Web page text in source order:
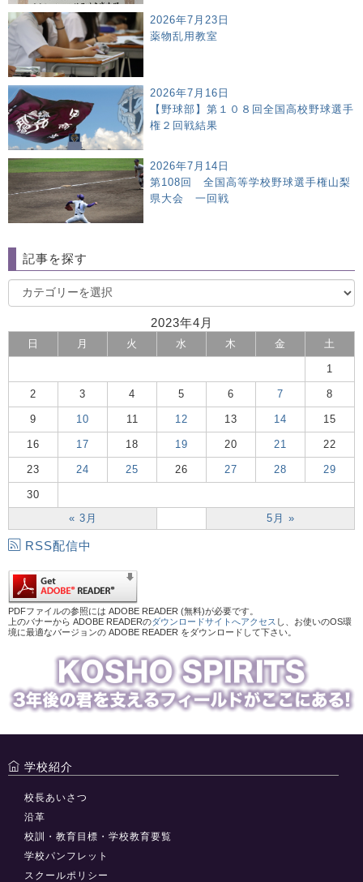
2026年7月23日
薬物乱用教室
2026年7月16日
【野球部】第１０８回全国高校野球選手
権２回戦結果
2026年7月14日
第108回 全国高等学校野球選手権山梨
県大会 一回戦
記事を探す
2023年4月
日 月 火 水 木 金 土
« 3月 5月 »
1
2 3 4 5 6 7 8
9 10 11 12 13 14 15
16 17 18 19 20 21 22
23 24 25 26 27 28 29
30
RSS配信中
PDFファイルの参照には ADOBE READER (無料)が必要です。
上のバナーから ADOBE READERのダウンロードサイトへアクセス し、お使いのOS環
境に最適なバージョンの ADOBE READER をダウンロードして下さい。
学校紹介
校長あいさつ
沿革
校訓・教育目標・学校教育要覧
学校パンフレット
スクールポリシー